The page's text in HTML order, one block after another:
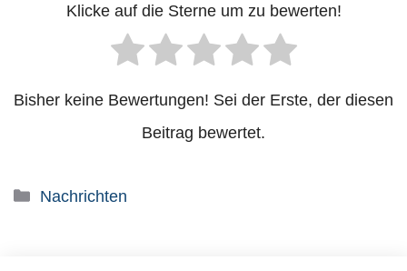
Klicke auf die Sterne um zu bewerten!
Bisher keine Bewertungen! Sei der Erste, der diesen
Beitrag bewertet.
Kategorien
Nachrichten